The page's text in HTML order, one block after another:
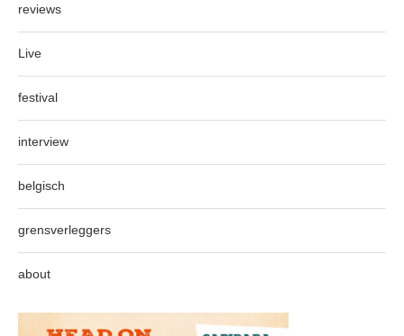
reviews
Live
festival
interview
belgisch
grensverleggers
about